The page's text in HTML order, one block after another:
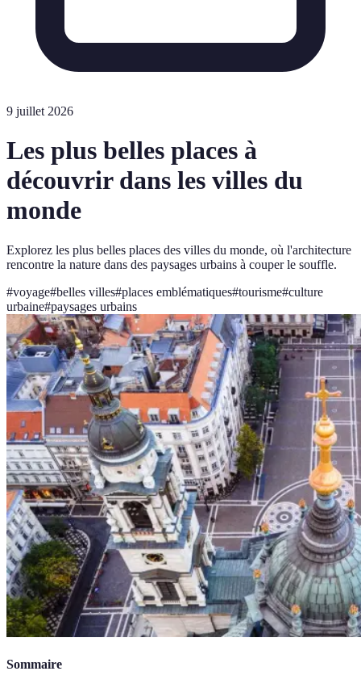
9 juillet 2026
Les plus belles places à
découvrir dans les villes du
monde
Explorez les plus belles places des villes du monde, où l'architecture
rencontre la nature dans des paysages urbains à couper le souffle.
#voyage#belles villes#places emblématiques#tourisme#culture
urbaine#paysages urbains
Sommaire